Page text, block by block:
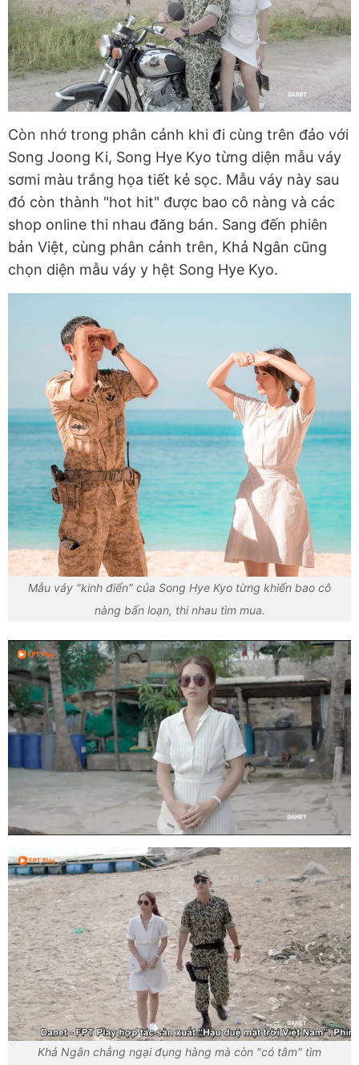
Còn nhớ trong phân cảnh khi đi cùng trên đảo với
Song Joong Ki, Song Hye Kyo từng diện mẫu váy
sơmi màu trắng họa tiết kẻ sọc. Mẫu váy này sau
đó còn thành "hot hit" được bao cô nàng và các
shop online thi nhau đăng bán. Sang đến phiên
bản Việt, cùng phân cảnh trên, Khả Ngân cũng
chọn diện mẫu váy y hệt Song Hye Kyo.
Mẫu váy "kinh điển" của Song Hye Kyo từng khiến bao cô
nàng bấn loạn, thi nhau tìm mua.
Khả Ngân chẳng ngại đụng hàng mà còn "có tâm" tìm